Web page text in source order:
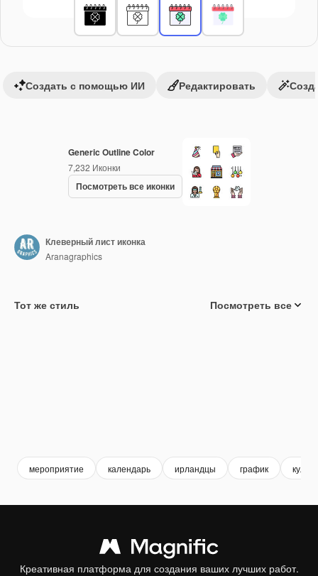
Generic Outline Color
7,232 Иконки
Посмотреть все иконки
Создать с помощью ИИ Редактировать
Клеверный лист иконка
Aranagraphics
Тот же стиль Посмотреть все
мероприятие календарь ирландцы график
Креативная платформа для создания ваших лучших работ.